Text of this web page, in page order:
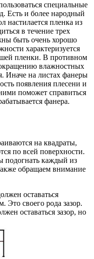
специальные
Есть и более народный
пленка из
в течение трех
быть очень хорошо
характеризуется
пленки. В противном
влажностных
Иначе на листах фанеры
появления плесени и
поможет справиться
фанера.
на квадраты,
по всей поверхности.
подогнать каждый из
обращаем внимание
оставаться
своего рода зазор.
оставаться зазор, но